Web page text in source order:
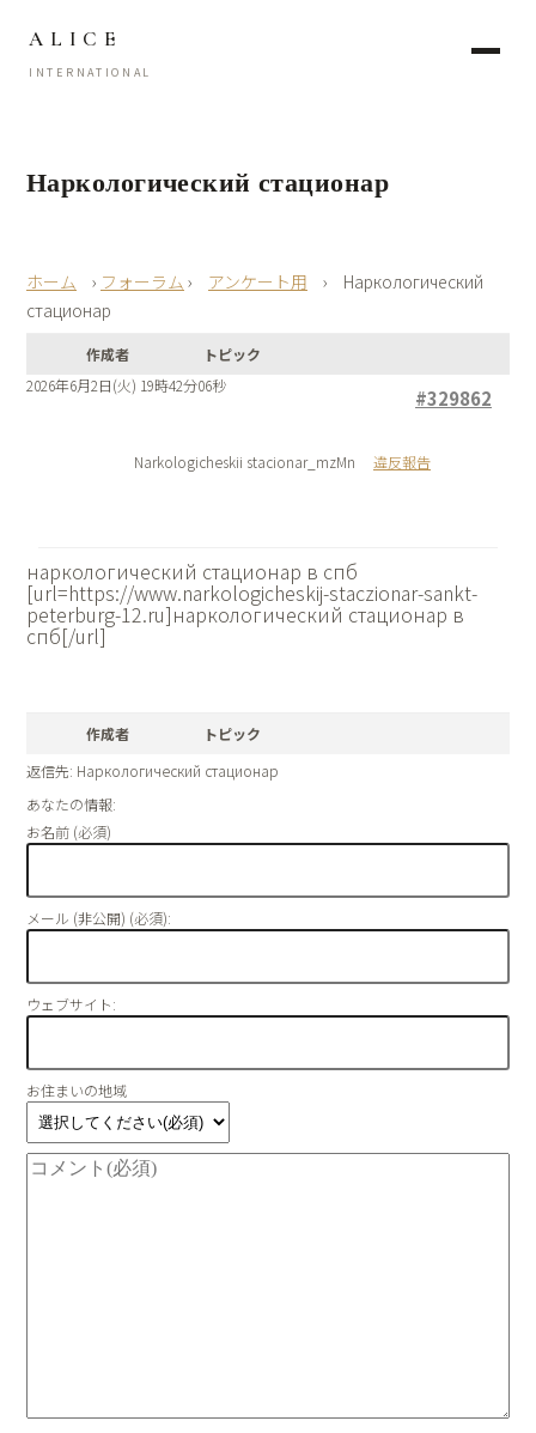
ALICE
INTERNATIONAL
Наркологический стационар
› フォーラム › アンケート用 ›
Наркологический
стационар
作成者
トピック
2026年6月2日(火) 19時42分06秒
#329862
Narkologicheskii stacionar_mzMn 違反報告
наркологический стационар в спб
[url=https://www.narkologicheskij-staczionar-sankt-
peterburg-12.ru]наркологический стационар в
спб[/url]
作成者
トピック
返信先: Наркологический стационар
あなたの情報:
お名前 (必須)
メール (非公開) (必須):
ウェブサイト:
お住まいの地域